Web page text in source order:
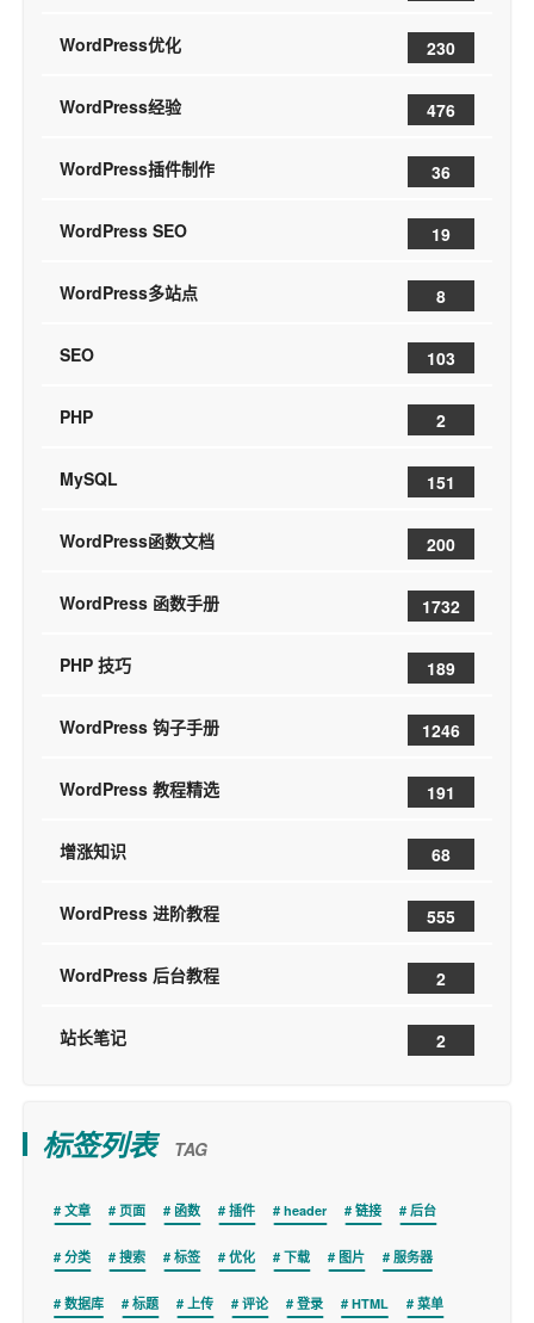
WordPress优化 230
WordPress经验 476
WordPress插件制作 36
WordPress SEO 19
WordPress多站点 8
SEO 103
PHP 2
MySQL 151
WordPress函数文档 200
WordPress 函数手册 1732
PHP 技巧 189
WordPress 钩子手册 1246
WordPress 教程精选 191
增涨知识 68
WordPress 进阶教程 555
WordPress 后台教程 2
站长笔记 2
标签列表 TAG
文章 页面 函数 插件 header 链接 后台
分类 搜索 标签 优化 下载 图片 服务器
数据库 标题 上传 评论 登录 HTML 菜单